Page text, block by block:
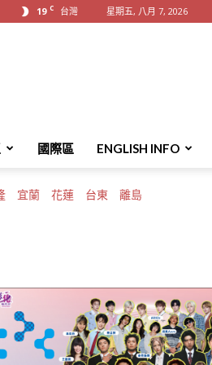
19 C 台灣 星期五, 八月 7, 2026
國際區 ENGLISH INFO
宜蘭 花蓮 台東 離島